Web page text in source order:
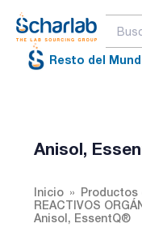
Resto del
Anisol,
Inicio
Productos
REACTIVOS
Anisol, EssentQ®